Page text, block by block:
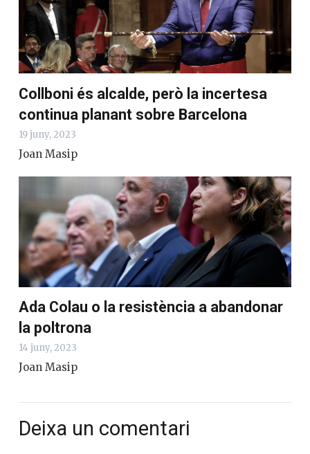
Collboni és alcalde, però la incertesa
continua planant sobre Barcelona
19 juny, 2023
Joan Masip
Ada Colau o la resistència a abandonar
la poltrona
14 juny, 2023
Joan Masip
Deixa un comentari